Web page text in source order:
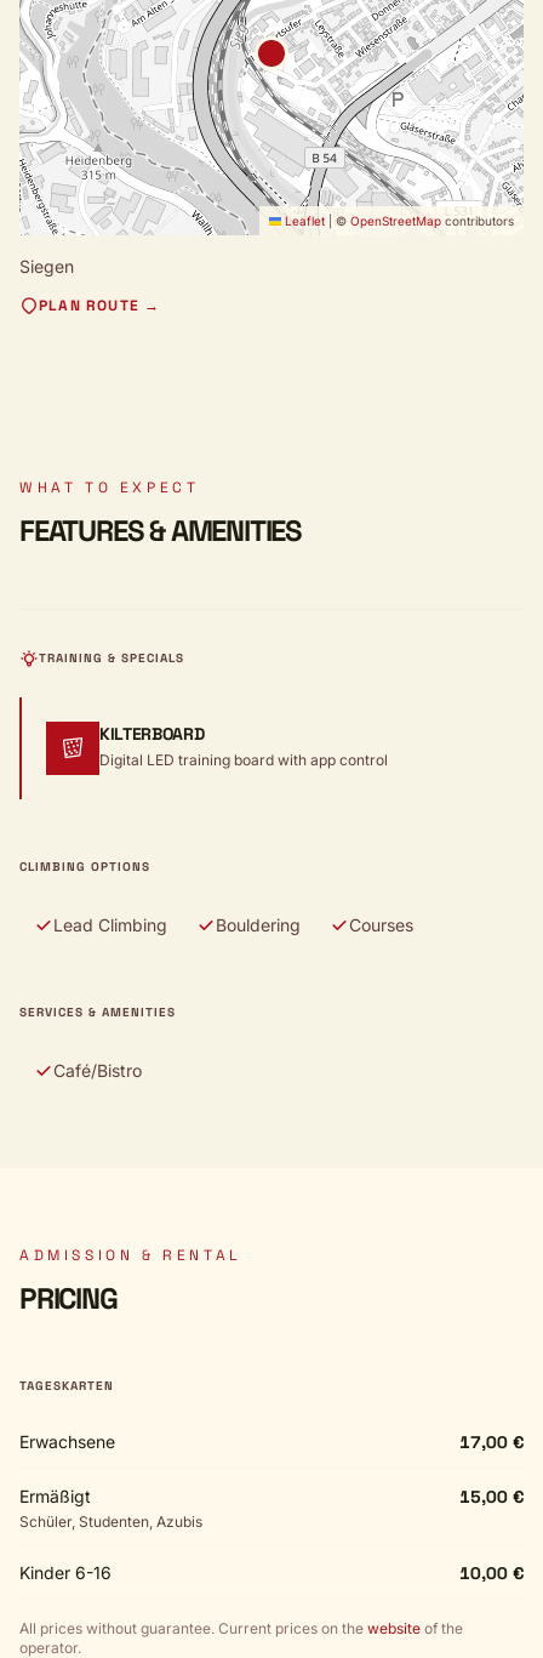
Leaflet © OpenStreetMap contributors
Siegen
PLAN ROUTE →
WHAT TO EXPECT
FEATURES & AMENITIES
TRAINING & SPECIALS
KILTERBOARD
Digital LED training board with app control
CLIMBING OPTIONS
Lead Climbing Bouldering Courses
SERVICES & AMENITIES
Café/Bistro
ADMISSION & RENTAL
PRICING
TAGESKARTEN
Erwachsene 17,00 €
Ermäßigt
Schüler, Studenten, Azubis
15,00 €
Kinder 6-16 10,00 €
All prices without guarantee. Current prices on the website of the
operator.